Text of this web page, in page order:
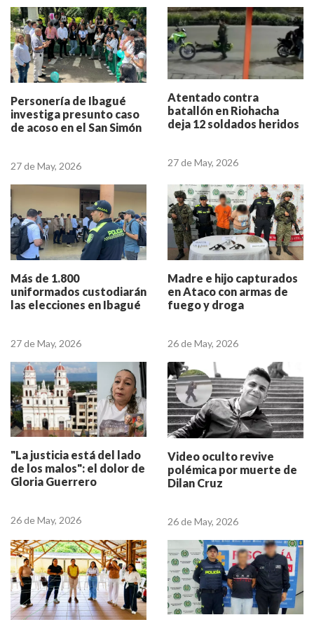
Personería de Ibagué
investiga presunto caso
de acoso en el San Simón
27 de May, 2026
Atentado contra
batallón en Riohacha
deja 12 soldados heridos
27 de May, 2026
Más de 1.800
uniformados custodiarán
las elecciones en Ibagué
27 de May, 2026
Madre e hijo capturados
en Ataco con armas de
fuego y droga
26 de May, 2026
"La justicia está del lado
de los malos": el dolor de
Gloria Guerrero
26 de May, 2026
Video oculto revive
polémica por muerte de
Dilan Cruz
26 de May, 2026